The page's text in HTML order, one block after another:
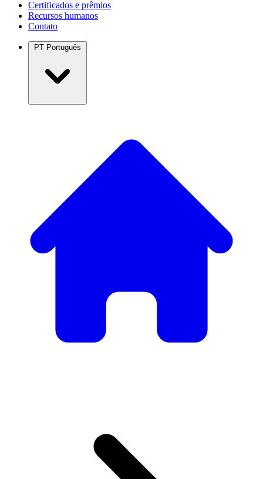
Certificados e prêmios
Recursos humanos
Contato
PT Português